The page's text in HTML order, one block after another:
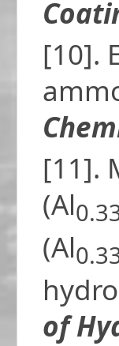
[10].
[11].
(Al
(Al
of